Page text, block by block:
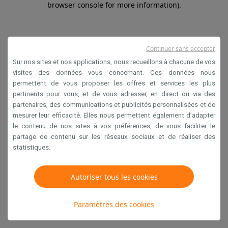
browser console for more information).
Sur nos sites et nos applications, nous recueillons à chacune de vos
visites des données vous concernant. Ces données nous
permettent de vous proposer les offres et services les plus
pertinents pour vous, et de vous adresser, en direct ou via des
partenaires, des communications et publicités personnalisées et de
mesurer leur efficacité. Elles nous permettent également d’adapter
le contenu de nos sites à vos préférences, de vous faciliter le
partage de contenu sur les réseaux sociaux et de réaliser des
statistiques.
Autoriser tous les cookies
Paramètres des cookies
Continuer sans accepter